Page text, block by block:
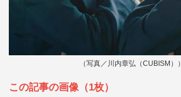
（写真／川内章弘（CUBISM））
この記事の画像（1枚）